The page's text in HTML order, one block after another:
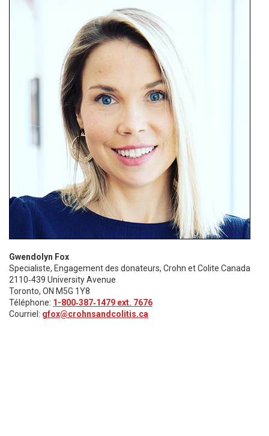
Gwendolyn Fox
Specialiste, Engagement des donateurs, Crohn et Colite Canada
2110‑439 University Avenue
Toronto, ON M5G 1Y8
Téléphone: 1-800‑387‑1479 ext. 7676
Courriel: gfox@crohnsandcolitis.ca